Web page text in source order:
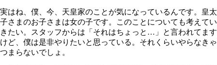
実はね、僕、今、天皇家のことが気になっているんです。皇太
子さまのお子さまは女の子です。このことについても考えてい
きたい。スタッフからは「それはちょっと…」と言われてます
けど、僕は是非やりたいと思っている。それくらいやらなきゃ
つまらないでしょ。